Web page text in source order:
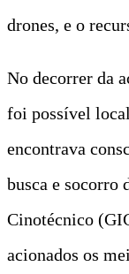
drones, e o
No decorrer da
foi possível
encontrava
busca e socorro
Cinotécnico
acionados os